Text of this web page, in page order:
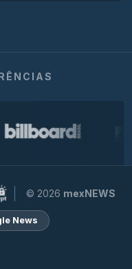
© 2026 mexNEWS
News